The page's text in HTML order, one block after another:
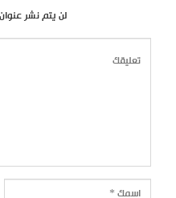
لن يتم نشر